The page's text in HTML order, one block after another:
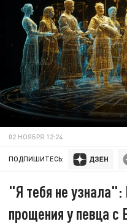
02 НОЯБРЯ 12:24
ПОДПИШИТЕСЬ:
"Я тебя не узнала":
прощения у певца с